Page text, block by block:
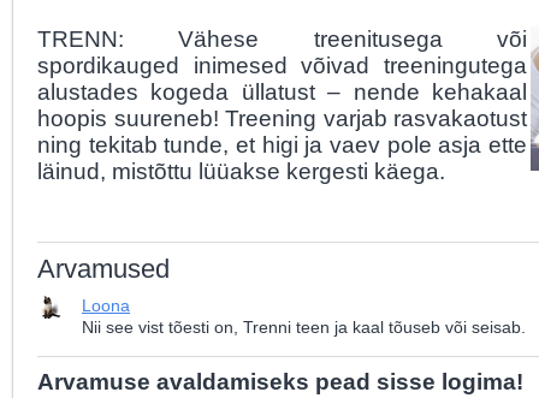
TRENN: Vähese treenitusega või
spordikauged inimesed võivad treeningutega
alustades kogeda üllatust – nende kehakaal
hoopis suureneb! Treening varjab rasvakaotust
ning tekitab tunde, et higi ja vaev pole asja ette
läinud, mistõttu lüüakse kergesti käega.
Arvamused
Loona
Nii see vist tõesti on, Trenni teen ja kaal tõuseb või seisab.
Arvamuse avaldamiseks pead sisse logima!